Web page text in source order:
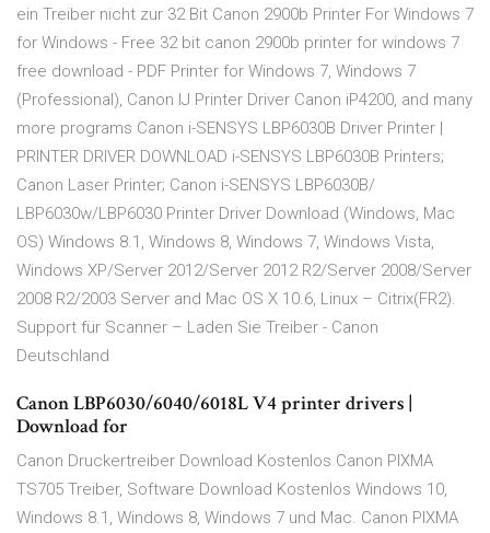
ein Treiber nicht zur 32 Bit Canon 2900b Printer For Windows 7
for Windows - Free 32 bit canon 2900b printer for windows 7
free download - PDF Printer for Windows 7, Windows 7
(Professional), Canon IJ Printer Driver Canon iP4200, and many
more programs Canon i-SENSYS LBP6030B Driver Printer |
PRINTER DRIVER DOWNLOAD i-SENSYS LBP6030B Printers;
Canon Laser Printer; Canon i-SENSYS LBP6030B/
LBP6030w/LBP6030 Printer Driver Download (Windows, Mac
OS) Windows 8.1, Windows 8, Windows 7, Windows Vista,
Windows XP/Server 2012/Server 2012 R2/Server 2008/Server
2008 R2/2003 Server and Mac OS X 10.6, Linux – Citrix(FR2).
Support für Scanner – Laden Sie Treiber - Canon
Deutschland
Canon LBP6030/6040/6018L V4 printer drivers |
Download for
Canon Druckertreiber Download Kostenlos Canon PIXMA
TS705 Treiber, Software Download Kostenlos Windows 10,
Windows 8.1, Windows 8, Windows 7 und Mac. Canon PIXMA